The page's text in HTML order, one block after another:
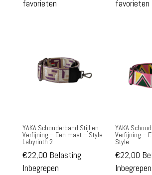
favorieten
favorieten
YAKA Schouderband Stijl en
Verfijning – Een maat – Style
Labyrinth 2
€22,00 Belasting
Inbegrepen
YAKA
Verfijning –
Style
€22,00
Inbegrepen